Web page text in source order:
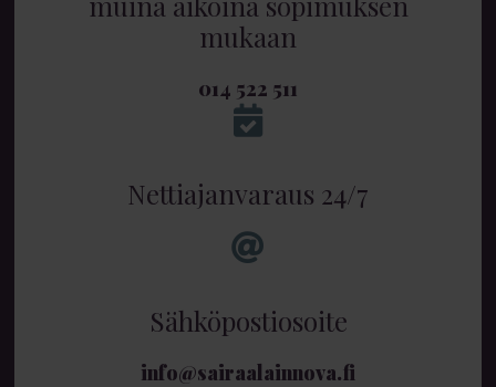
mukaan
014 522 511
Nettiajanvaraus 24/7
Sähköpostiosoite
info@sairaalainnova.fi